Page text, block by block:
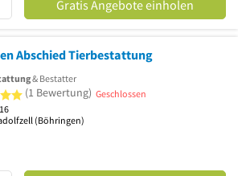
Gratis Angebote einholen
Abschied Tierbestattung
& Bestatter
5 von 5 Sternen
(1 Bewertung) Geschlossen
(Böhringen)